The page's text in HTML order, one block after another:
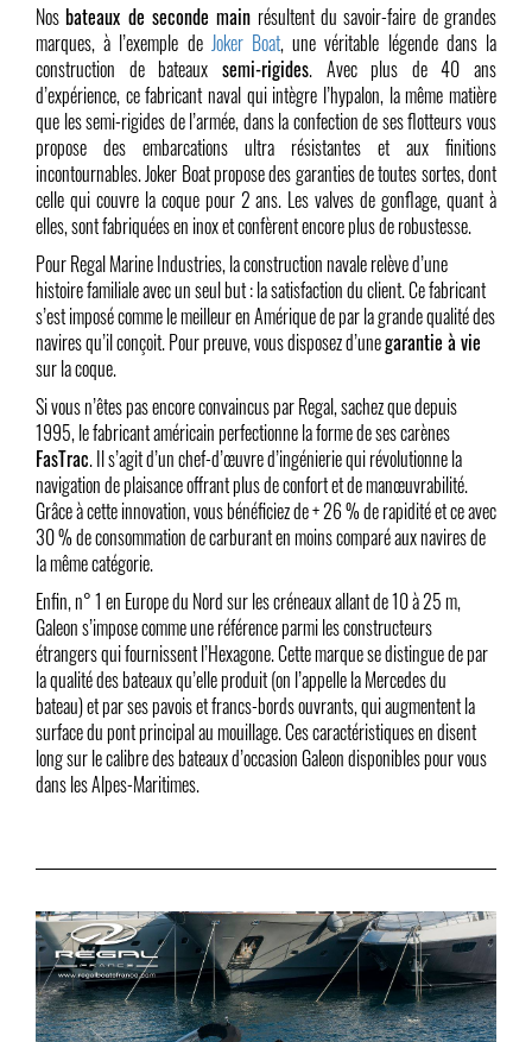
Nosbateaux de seconde main résultent du savoir-faire de grandes
marques, à l’exemple de Joker Boat, une véritable légende dans la
construction de bateaux semi-rigides. Avec plus de 40 ans
d’expérience, ce fabricant naval qui intègre l’hypalon, la même matière
que les semi-rigides de l’armée, dans la confection de ses flotteurs vous
propose des embarcations ultra résistantes et aux finitions
incontournables. Joker Boat propose des garanties de toutes sortes, dont
celle qui couvre la coque pour 2 ans. Les valves de gonflage, quant à
elles, sont fabriquées en inox et confèrent encore plus de robustesse.
Pour Regal Marine Industries, la construction navale relève d’une
histoire familiale avec un seul but : la satisfaction du client. Ce fabricant
s’est imposé comme le meilleur en Amérique de par la grande qualité des
navires qu’il conçoit. Pour preuve, vous disposez d’unegarantie à vie
sur la coque.
Si vous n’êtes pas encore convaincus par Regal, sachez que depuis
1995, le fabricant américain perfectionne la forme de ses carènes
FasTrac. Il s’agit d’un chef-d’œuvre d’ingénierie qui révolutionne la
navigation de plaisance offrant plus de confort et de manœuvrabilité.
Grâce à cette innovation, vous bénéficiez de + 26 % de rapidité et ce avec
30 % de consommation de carburant en moins comparé aux navires de
la même catégorie.
Enfin, n° 1 en Europe du Nord sur les créneaux allant de 10 à 25 m,
Galeon s’impose comme une référence parmi les constructeurs
étrangers qui fournissent l’Hexagone. Cette marque se distingue de par
la qualité des bateaux qu’elle produit (on l’appelle la Mercedes du
bateau) et par ses pavois et francs-bords ouvrants, qui augmentent la
surface du pont principal au mouillage. Ces caractéristiques en disent
long sur le calibre des bateaux d’occasion Galeon disponibles pour vous
dans les Alpes-Maritimes.